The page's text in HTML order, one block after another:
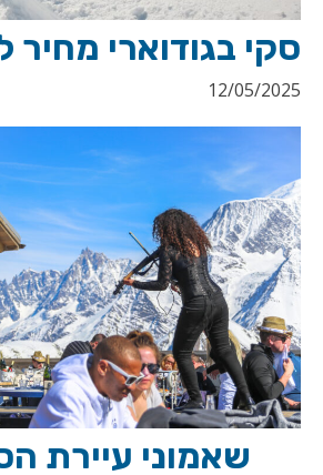
סקי בגודוארי מחיר
12/05/2025
שאמוני עיירת